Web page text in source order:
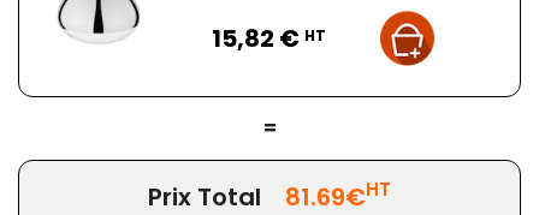
15,82 € HT
=
Prix Total 81.69€HT